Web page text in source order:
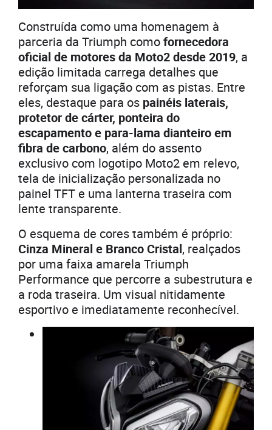
Construída como uma homenagem à
parceria da Triumph comofornecedora
oficial de motores da Moto2 desde 2019, a
edição limitada carrega detalhes que
reforçam sua ligação com as pistas. Entre
eles, destaque para os painéis laterais,
protetor de cárter, ponteira do
escapamento e para-lama dianteiro em
fibra de carbono, além do assento
exclusivo com logotipo Moto2 em relevo,
tela de inicialização personalizada no
painel TFT e uma lanterna traseira com
lente transparente.
O esquema de cores também é próprio:
Cinza Mineral e Branco Cristal, realçados
por uma faixa amarela Triumph
Performance que percorre a subestrutura e
a roda traseira. Um visual nitidamente
esportivo e imediatamente reconhecível.